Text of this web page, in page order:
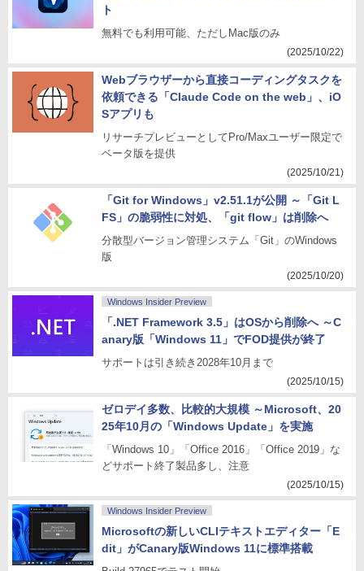
ト
無料でも利用可能、ただしMac版のみ
(2025/10/22)
Webブラウザーから直接コーディングタスクを
依頼できる「Claude Code on the web」、iO
Sアプリも
リサーチプレビューとしてPro/Maxユーザー限定で
ベータ版を提供
(2025/10/21)
「Git for Windows」v2.51.1が公開 ～「Git L
FS」の脆弱性に対処、「git flow」は削除へ
分散型バージョン管理システム「Git」のWindows
版
(2025/10/20)
Windows Insider Preview
「.NET Framework 3.5」はOSから削除へ ～C
anary版「Windows 11」でFOD提供が終了
サポートは引き続き2028年10月まで
(2025/10/15)
ゼロデイ多数、比較的大規模 ～Microsoft、20
25年10月の「Windows Update」を実施
「Windows 10」「Office 2016」「Office 2019」な
どサポート終了製品多し、注意
(2025/10/15)
Windows Insider Preview
Microsoftの新しいCLIテキストエディター「E
dit」がCanary版Windows 11に標準搭載